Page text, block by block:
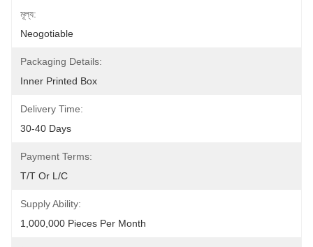
মূল্য:
Neogotiable
Packaging Details:
Inner Printed Box
Delivery Time:
30-40 Days
Payment Terms:
T/T Or L/C
Supply Ability:
1,000,000 Pieces Per Month